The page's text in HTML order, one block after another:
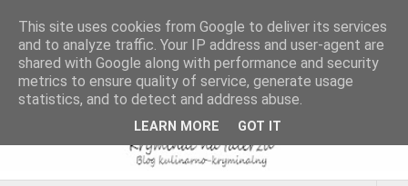
This site uses cookies from Google to deliver its services
and to analyze traffic. Your IP address and user-agent are
shared with Google along with performance and security
metrics to ensure quality of service, generate usage
statistics, and to detect and address abuse.
LEARN MORE GOT IT